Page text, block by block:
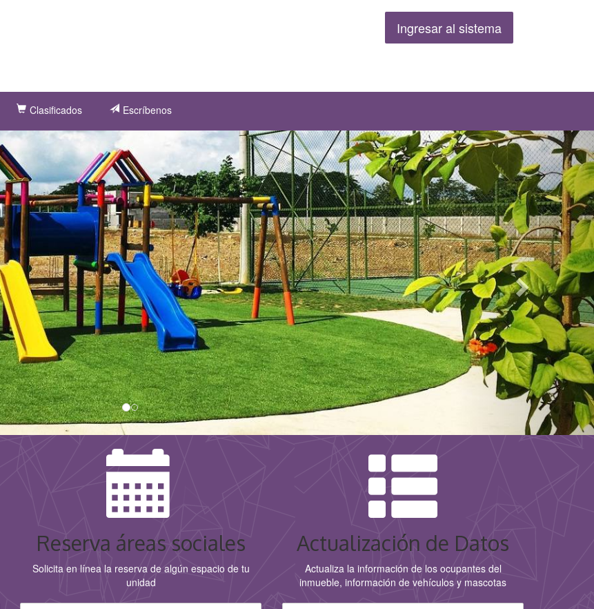
Ingresar al sistema
Clasificados Escríbenos
Siguiente
Reserva áreas sociales
Solicita en línea la reserva de algún espacio de tu
unidad
Actualización de Datos
Actualiza la información de los ocupantes del
inmueble, información de vehículos y mascotas